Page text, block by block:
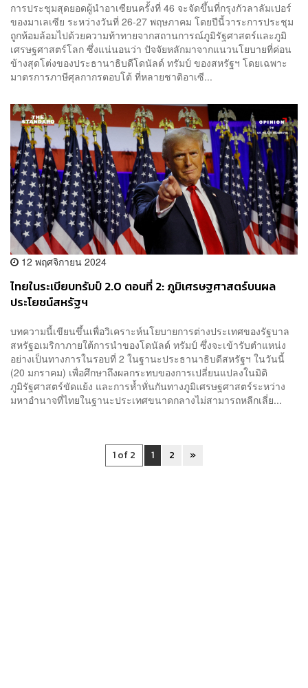
การประชุมสุดยอดผู้นำอาเซียนครั้งที่ 46 จะจัดขึ้นที่กรุงกัวลาลัมเปอร์
ของมาเลเซีย ระหว่างวันที่ 26-27 พฤษภาคม โดยปีนี้วาระการประชุม
ถูกห้อมล้อมไปด้วยความท้าทายจากสถานการณ์ภูมิรัฐศาสตร์และภูมิ
เศรษฐศาสตร์โลก ซึ่งแน่นอนว่า ปัจจัยหลักมาจากแนวนโยบายที่ค่อน
ข้างสุดโต่งของประธานาธิบดีโดนัลด์ ทรัมป์ ของสหรัฐฯ โดยเฉพาะ
มาตรการภาษีศุลกากรตอบโต้ ที่หลายชาติอาเซี...
12 พฤศจิกายน 2024
ไทยในระเบียบทรัมป์ 2.0 ตอนที่ 2: ภูมิเศรษฐศาสตร์บนผล
ประโยชน์สหรัฐฯ
บทความนี้เขียนขึ้นเพื่อวิเคราะห์นโยบายการต่างประเทศของรัฐบาล
สหรัฐอเมริกาภายใต้การนำของโดนัลด์ ทรัมป์ ซึ่งจะเข้ารับตำแหน่ง
อย่างเป็นทางการในรอบที่ 2 ในฐานะประธานาธิบดีสหรัฐฯ ในวันนี้
(20 มกราคม) เพื่อศึกษาถึงผลกระทบของการเปลี่ยนแปลงในมิติ
ภูมิรัฐศาสตร์ขัดแย้ง และการห้ำหั่นกันทางภูมิเศรษฐศาสตร์ระหว่าง
มหาอำนาจที่ไทยในฐานะประเทศขนาดกลางไม่สามารถหลีกเลี่ย...
1 of 2 1 2 »